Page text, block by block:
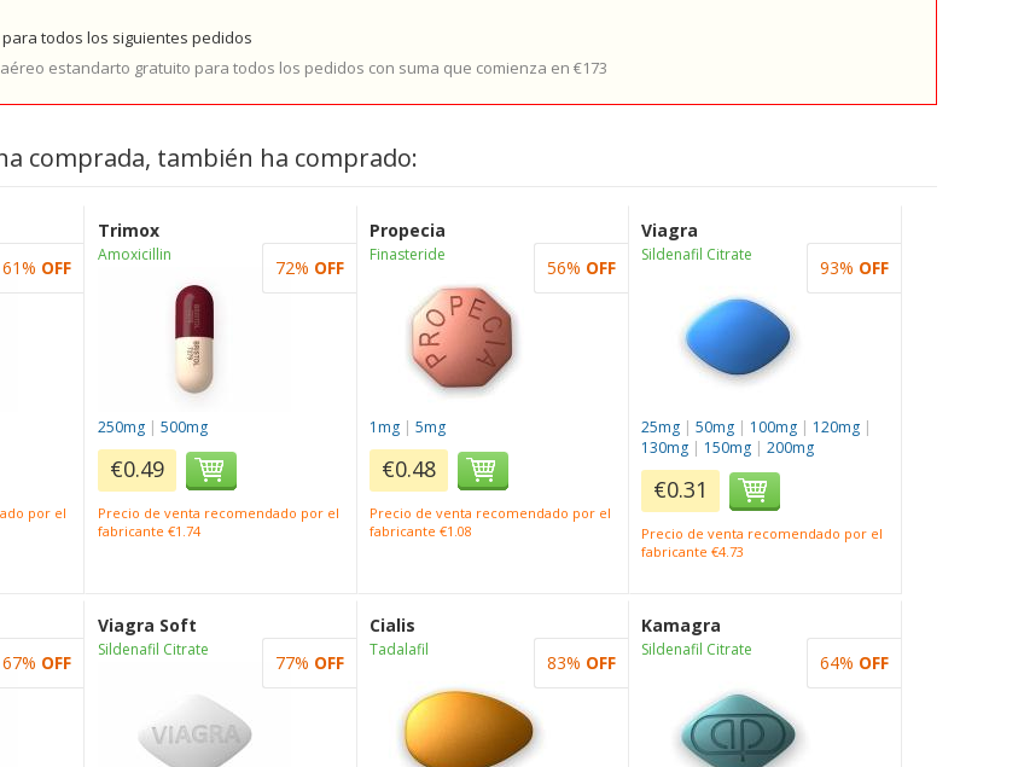
todos los siguientes pedidos
estandarto gratuito para todos los pedidos con suma que comienza en €173
comprada, también ha comprado:
por el
61% OFF
Trimox
Amoxicillin
250mg| 500mg
€0.49
Precio de venta recomendado por el
fabricante €1.74
72% OFF
Propecia
Finasteride
1mg | 5mg
€0.48
Precio de venta recomendado por el
fabricante €1.08
56% OFF
Viagra
Sildenafil Citrate
25mg |50mg | 100mg | 120mg |
130mg | 150mg |200mg
€0.31
Precio de venta recomendado por el
fabricante €4.73
93% OFF
67% OFF
Viagra Soft
Sildenafil Citrate
77% OFF
Cialis
Tadalafil
83% OFF
Kamagra
Sildenafil Citrate
64% OFF